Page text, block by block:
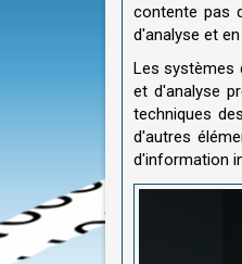
contente pas
d'analyse et
Les systèmes
et d'analyse
techniques
d'autres
d'information